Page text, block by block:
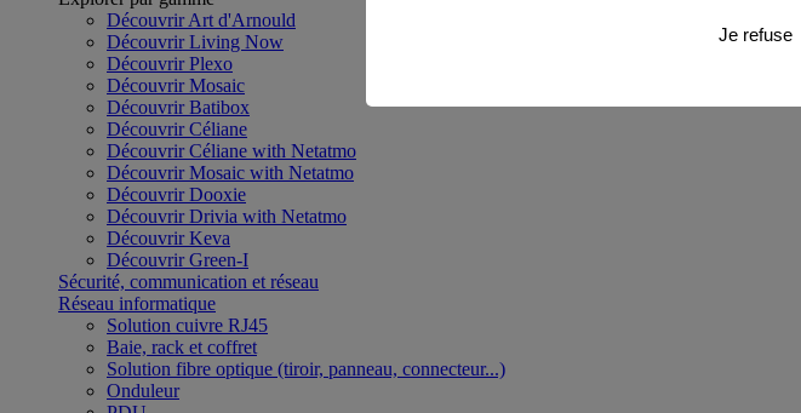
Découvrir Art d'Arnould
Découvrir Living Now
Découvrir Plexo
Découvrir Mosaic
Découvrir Batibox
Découvrir Céliane
Découvrir Céliane with Netatmo
Découvrir Mosaic with Netatmo
Découvrir Dooxie
Découvrir Drivia with Netatmo
Découvrir Keva
Découvrir Green-I
Sécurité, communication et réseau
Réseau informatique
Solution cuivre RJ45
Baie, rack et coffret
Solution fibre optique (tiroir, panneau, connecteur...)
Onduleur
Je refuse